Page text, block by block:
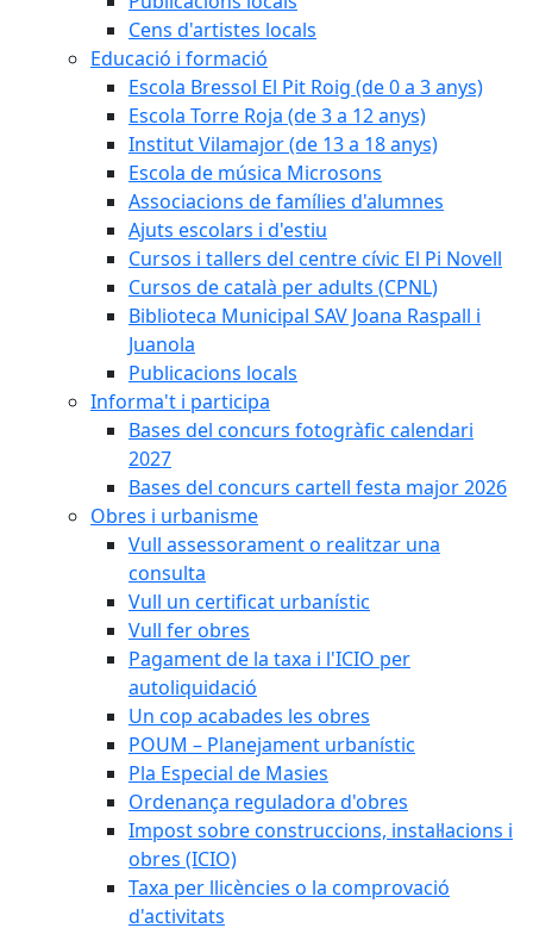
Cens d'artistes locals
Educació i formació
Escola Bressol El Pit Roig (de 0 a 3 anys)
Escola Torre Roja (de 3 a 12 anys)
Institut Vilamajor (de 13 a 18 anys)
Escola de música Microsons
Associacions de famílies d'alumnes
Ajuts escolars i d'estiu
Cursos i tallers del centre cívic El Pi Novell
Cursos de català per adults (CPNL)
Biblioteca Municipal SAV Joana Raspall i
Juanola
Publicacions locals
Informa't i participa
Bases del concurs fotogràfic calendari
2027
Bases del concurs cartell festa major 2026
Obres i urbanisme
Vull assessorament o realitzar una
consulta
Vull un certificat urbanístic
Vull fer obres
Pagament de la taxa i l'ICIO per
autoliquidació
Un cop acabades les obres
POUM – Planejament urbanístic
Pla Especial de Masies
Ordenança reguladora d'obres
Impost sobre construccions, instal·lacions i
obres (ICIO)
Taxa per llicències o la comprovació
d'activitats